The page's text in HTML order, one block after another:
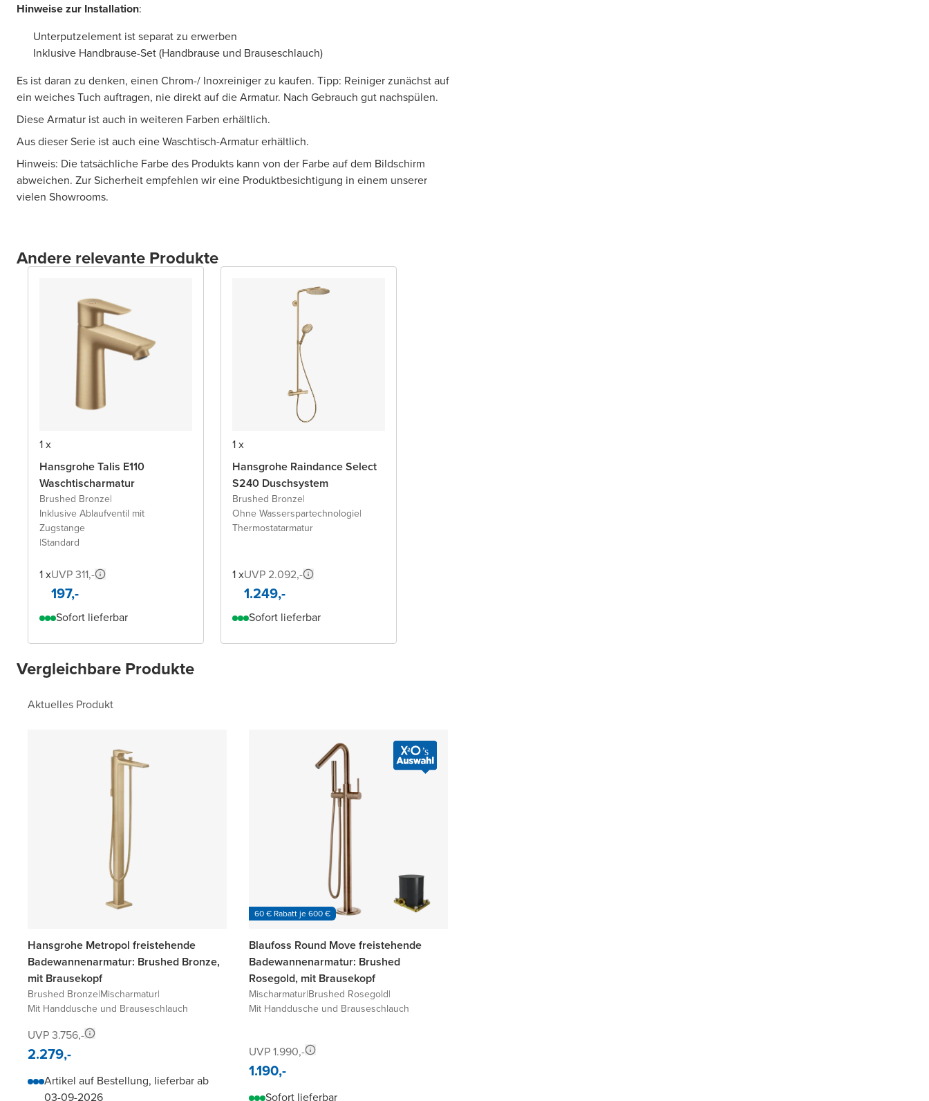
Hinweise zur Installation:
Unterputzelement ist separat zu erwerben
Inklusive Handbrause-Set (Handbrause und Brauseschlauch)
Es ist daran zu denken, einen Chrom-/ Inoxreiniger zu kaufen. Tipp: Reiniger zunächst auf
ein weiches Tuch auftragen, nie direkt auf die Armatur. Nach Gebrauch gut nachspülen.
Diese Armatur ist auch in weiteren Farben erhältlich.
Aus dieser Serie ist auch eine Waschtisch-Armatur erhältlich.
Hinweis: Die tatsächliche Farbe des Produkts kann von der Farbe auf dem Bildschirm
abweichen. Zur Sicherheit empfehlen wir eine Produktbesichtigung in einem unserer
vielen Showrooms.
Andere relevante Produkte
1 x
Hansgrohe Talis E110
Waschtischarmatur
Brushed Bronze|
Inklusive Ablaufventil mit
Zugstange
|Standard
1 xUVP 311,-
197,-
Sofort lieferbar
1 x
Hansgrohe Raindance Select
S240 Duschsystem
Brushed Bronze|
Ohne Wasserspartechnologie|
Thermostatarmatur
1 xUVP 2.092,-
1.249,-
Sofort lieferbar
Vergleichbare Produkte
Aktuelles Produkt
Hansgrohe Metropol freistehende
Badewannenarmatur: Brushed Bronze,
mit Brausekopf
Brushed Bronze|Mischarmatur|
Mit Handdusche und Brauseschlauch
UVP 3.756,-
2.279,-
Artikel auf Bestellung, lieferbar ab
03-09-2026
60 € Rabatt je 600 €
Blaufoss Round Move freistehende
Badewannenarmatur: Brushed
Rosegold, mit Brausekopf
Mischarmatur|Brushed Rosegold|
Mit Handdusche und Brauseschlauch
UVP 1.990,-
1.190,-
Sofort lieferbar